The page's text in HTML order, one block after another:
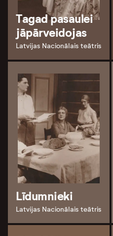
Tagad pasaulei
jāpārveidojas
Latvijas Nacionālais teātris
Līdumnieki
Latvijas Nacionālais teātris